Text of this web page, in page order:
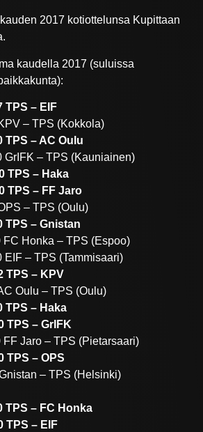
2017 kotiottelunsa Kupittaan
kaudella 2017 (suluissa
TPS – EIF
– TPS (Kokkola)
TPS – AC Oulu
GrIFK – TPS (Kauniainen)
TPS – Haka
TPS – FF Jaro
– TPS (Oulu)
TPS – Gnistan
FC Honka – TPS (Espoo)
EIF – TPS (Tammisaari)
TPS – KPV
Oulu – TPS (Oulu)
TPS – Haka
TPS – GrIFK
FF Jaro – TPS (Pietarsaari)
TPS – OPS
Gnistan – TPS (Helsinki)
TPS – FC Honka
TPS – EIF